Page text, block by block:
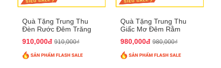
Quà Tặng Trung Thu
Đèn Rước Đêm Trăng
910,000đ 910,000₫
Quà Tặng Trung Thu
Giấc Mơ Đêm Rằm
980,000đ 980,000₫